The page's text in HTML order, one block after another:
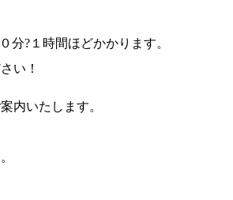
分?１時間ほどかかります。
い！
内いたします。